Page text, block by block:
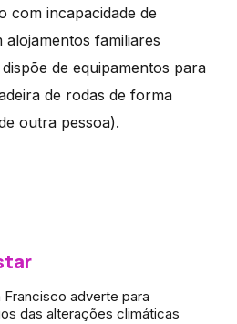
com incapacidade de
alojamentos familiares
de equipamentos para
de rodas de forma
outra pessoa).
Francisco adverte para
das alterações climáticas